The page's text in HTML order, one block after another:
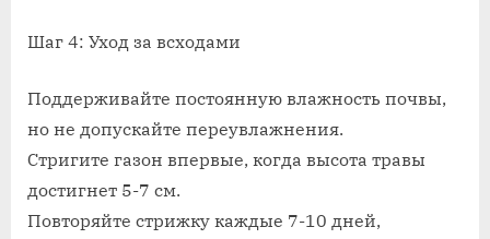
Шаг 4: Уход за всходами
Поддерживайте постоянную влажность почвы,
но не допускайте переувлажнения.
Стригите газон впервые, когда высота травы
достигнет 5-7 см.
Повторяйте стрижку каждые 7-10 дней,